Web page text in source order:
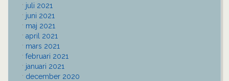
juli 2021
juni 2021
maj 2021
april 2021
mars 2021
februari 2021
januari 2021
december 2020